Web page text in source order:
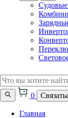
0
Главная